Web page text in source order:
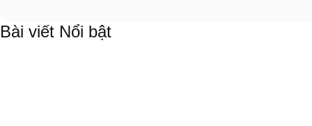
Bài viết Nổi bật